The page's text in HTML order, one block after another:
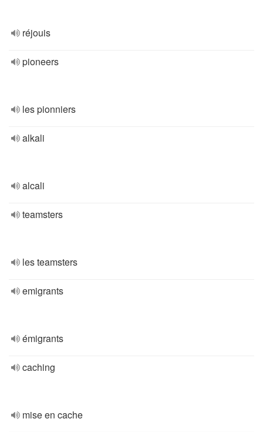
réjouis
pioneers
les pionniers
alkali
alcali
teamsters
les teamsters
emigrants
émigrants
caching
mise en cache